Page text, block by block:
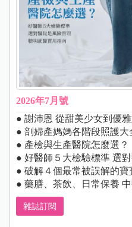
2026年7月號
● 謝沛恩 從甜美少女到優
● 剖婦產媽媽各階段照護大
● 產檢與生產醫院怎麼選？
● 好醫師５大檢驗標準 選
● 破解４個最常被誤解的寶
● 藥膳、茶飲、日常保養
雜誌訂閱